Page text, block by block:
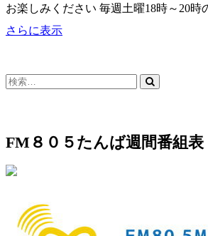
お楽しみください 毎週土曜18時～20時
さらに表示ザ・
エ
ス
検
FM８０５たんば週間番組表